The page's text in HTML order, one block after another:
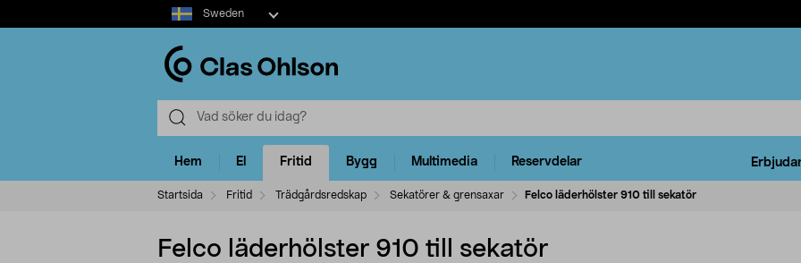
Select
market
Sweden
Hem El Fritid Bygg Multimedia Reservdelar
Startsida Fritid Trädgårdsredskap Sekatörer & grensaxar Felco läderhölster 910 till sekatör
Felco läderhölster 910 till sekatör